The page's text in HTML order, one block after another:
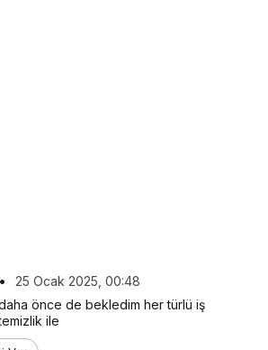
•
25 Ocak 2025, 00:48
önce de bekledim her türlü iş
ile